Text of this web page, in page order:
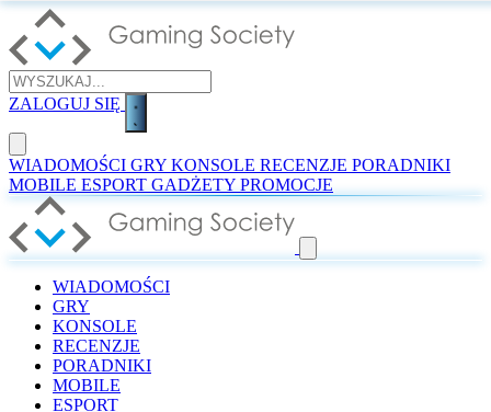
ZALOGUJ SIĘ
WIADOMOŚCI GRY KONSOLE RECENZJE PORADNIKI
MOBILE ESPORT GADŻETY PROMOCJE
WIADOMOŚCI
GRY
KONSOLE
RECENZJE
PORADNIKI
MOBILE
ESPORT